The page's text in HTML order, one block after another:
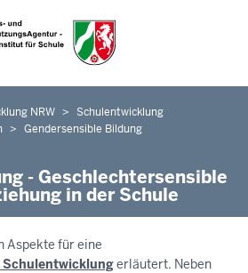
zum Inhalt
Hauptmenü
NRW
Schulentwicklung
Gendersensible Bildung
- Geschlechtersensible
in der Schule
Aspekte für eine
Schulentwicklungerläutert. Neben